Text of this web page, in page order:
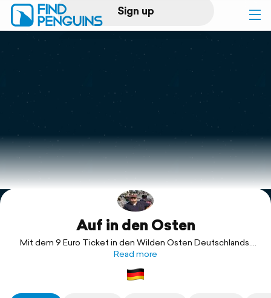
Sign up
Log in
Print a book
Flyover video
Explore
SupportAuf in den Osten
Mit dem 9 Euro Ticket in den Wilden Osten Deutschlands.
Weimar, Jena, Görlitz, Dresden.
Abstecher nach Polen?
Inclusive vollen Zügen und Verspätung?
Read more